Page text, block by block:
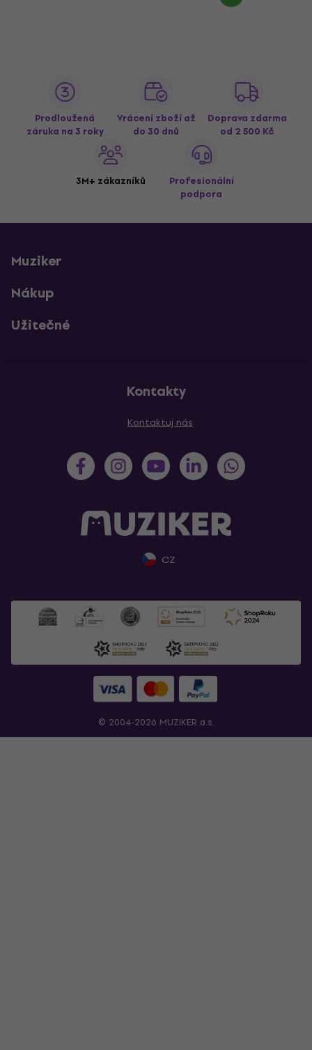
Prodloužená
záruka na 3 roky
Vrácení zboží až
do 30 dnů
Doprava zdarma
od 2 500 Kč
3M+ zákazníků
Profesionální
podpora
Muziker
Nákup
Užitečné
Kontakty
Kontaktuj nás
CZ
© 2004-2026 MUZIKER a.s.